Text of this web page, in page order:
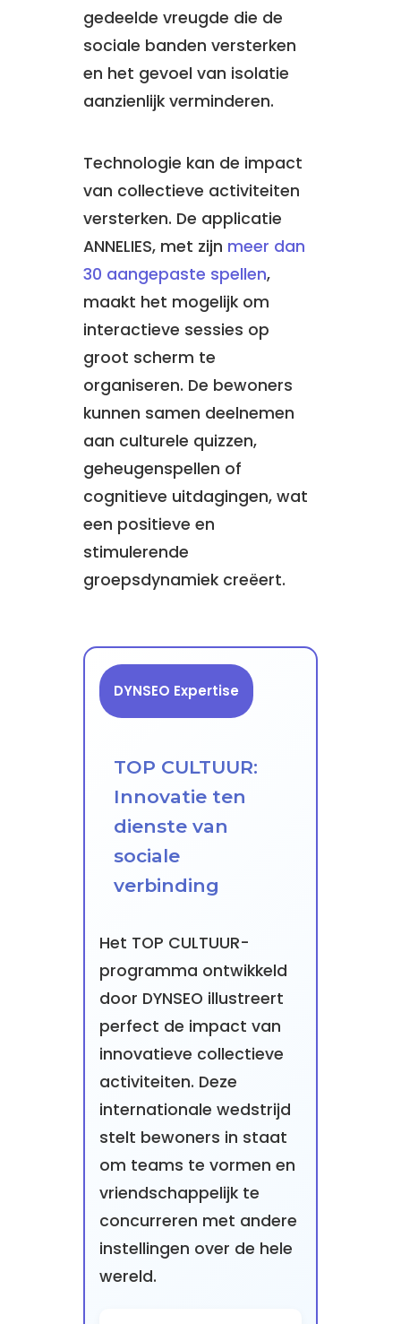
gedeelde vreugde die de
sociale banden versterken
en het gevoel van isolatie
aanzienlijk verminderen.
Technologie kan de impact
van collectieve activiteiten
versterken. De applicatie
ANNELIES, met zijn meer dan
30 aangepaste spellen,
maakt het mogelijk om
interactieve sessies op
groot scherm te
organiseren. De bewoners
kunnen samen deelnemen
aan culturele quizzen,
geheugenspellen of
cognitieve uitdagingen, wat
een positieve en
stimulerende
groepsdynamiek creëert.
DYNSEO Expertise
TOP CULTUUR:
Innovatie ten
dienste van
sociale
verbinding
Het TOP CULTUUR-
programma ontwikkeld
door DYNSEO illustreert
perfect de impact van
innovatieve collectieve
activiteiten. Deze
internationale wedstrijd
stelt bewoners in staat
om teams te vormen en
vriendschappelijk te
concurreren met andere
instellingen over de hele
wereld.